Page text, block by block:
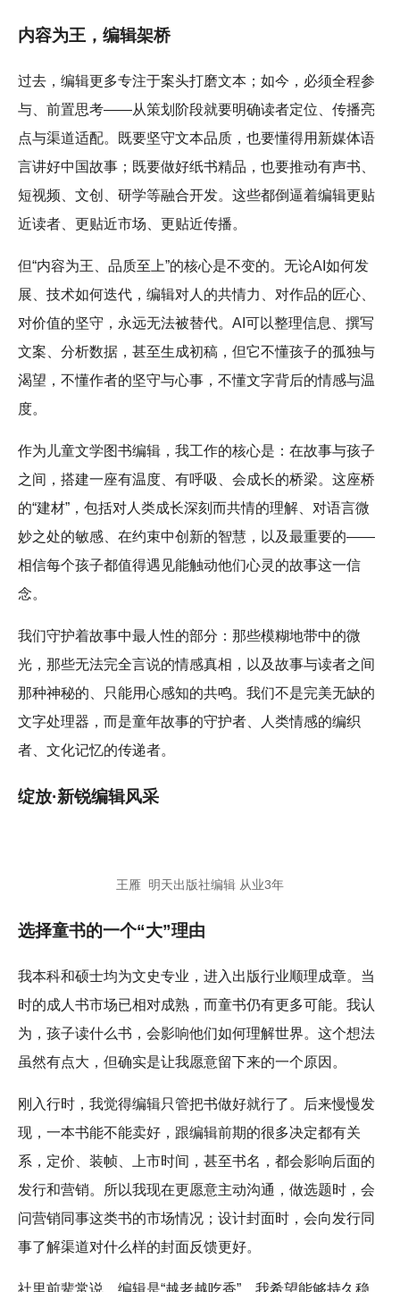
内容为王，编辑架桥
过去，编辑更多专注于案头打磨文本；如今，必须全程参
与、前置思考——从策划阶段就要明确读者定位、传播亮
点与渠道适配。既要坚守文本品质，也要懂得用新媒体语
言讲好中国故事；既要做好纸书精品，也要推动有声书、
短视频、文创、研学等融合开发。这些都倒逼着编辑更贴
近读者、更贴近市场、更贴近传播。
但“内容为王、品质至上”的核心是不变的。无论AI如何发
展、技术如何迭代，编辑对人的共情力、对作品的匠心、
对价值的坚守，永远无法被替代。AI可以整理信息、撰写
文案、分析数据，甚至生成初稿，但它不懂孩子的孤独与
渴望，不懂作者的坚守与心事，不懂文字背后的情感与温
度。
作为儿童文学图书编辑，我工作的核心是：在故事与孩子
之间，搭建一座有温度、有呼吸、会成长的桥梁。这座桥
的“建材”，包括对人类成长深刻而共情的理解、对语言微
妙之处的敏感、在约束中创新的智慧，以及最重要的——
相信每个孩子都值得遇见能触动他们心灵的故事这一信
念。
我们守护着故事中最人性的部分：那些模糊地带中的微
光，那些无法完全言说的情感真相，以及故事与读者之间
那种神秘的、只能用心感知的共鸣。我们不是完美无缺的
文字处理器，而是童年故事的守护者、人类情感的编织
者、文化记忆的传递者。
绽放·新锐编辑风采
王雁 明天出版社编辑 从业3年
选择童书的一个“大”理由
我本科和硕士均为文史专业，进入出版行业顺理成章。当
时的成人书市场已相对成熟，而童书仍有更多可能。我认
为，孩子读什么书，会影响他们如何理解世界。这个想法
虽然有点大，但确实是让我愿意留下来的一个原因。
刚入行时，我觉得编辑只管把书做好就行了。后来慢慢发
现，一本书能不能卖好，跟编辑前期的很多决定都有关
系，定价、装帧、上市时间，甚至书名，都会影响后面的
发行和营销。所以我现在更愿意主动沟通，做选题时，会
问营销同事这类书的市场情况；设计封面时，会向发行同
事了解渠道对什么样的封面反馈更好。
社里前辈常说，编辑是“越老越吃香”。我希望能够持久稳